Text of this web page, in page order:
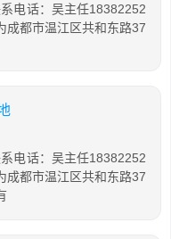
电话：吴主任18382252
成都市温江区共和东路37
电话：吴主任18382252
成都市温江区共和东路37